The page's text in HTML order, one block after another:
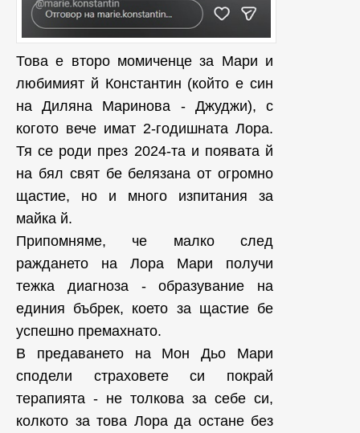
Това е второ момиченце за Мари и
любимият й Константин (който е син
на Диляна Маринова - Джуджи), с
когото вече имат 2-годишната Лора.
Тя се роди през 2024-та и появата й
на бял свят бе белязана от огромно
щастие, но и много изпитания за
майка й.
Припомняме, че малко след
раждането на Лора Мари получи
тежка диагноза - образувание на
единия бъбрек, което за щастие бе
успешно премахнато.
В предаването на Мон Дьо Мари
сподели страховете си покрай
терапията - не толкова за себе си,
колкото за това Лора да остане без